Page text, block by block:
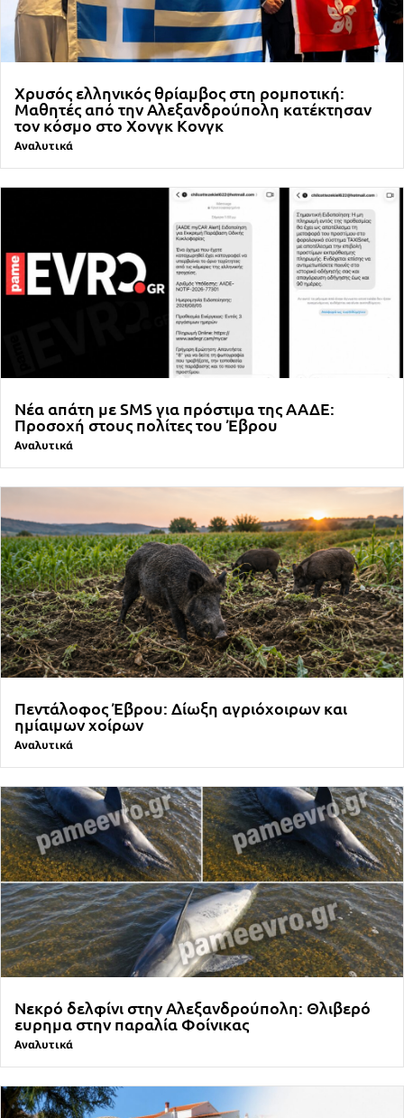
Χρυσός ελληνικός θρίαμβος στη ρομποτική:
Μαθητές από την Αλεξανδρούπολη κατέκτησαν
τον κόσμο στο Χονγκ Κονγκ
Αναλυτικά
Νέα απάτη με SMS για πρόστιμα της ΑΑΔΕ:
Προσοχή στους πολίτες του Έβρου
Αναλυτικά
Πεντάλοφος Έβρου: Δίωξη αγριόχοιρων και
ημίαιμων χοίρων
Αναλυτικά
Νεκρό δελφίνι στην Αλεξανδρούπολη: Θλιβερό
ευρημα στην παραλία Φοίνικας
Αναλυτικά